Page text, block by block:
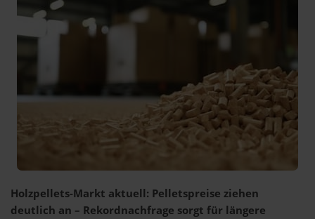
Holzpellets-Markt aktuell: Pelletspreise ziehen
deutlich an – Rekordnachfrage sorgt für längere